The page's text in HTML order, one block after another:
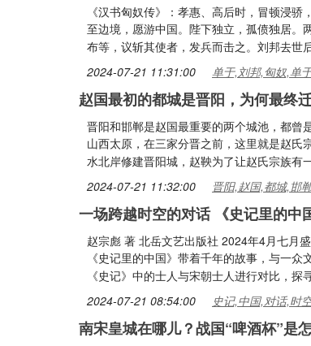
《汉书匈奴传》：孝惠、高后时，冒顿浸
至边境，愿游中国。陛下独立，孤偾独居。
布等，议斩其使者，发兵而击之。刘邦去世
2024-07-21 11:31:00 单于,刘邦,匈奴,单
赵国最初的都城是晋阳，为何最终
晋阳和邯郸是赵国最重要的两个城池，都曾
山西太原，在三家分晋之前，这里就是赵
水北岸修建晋阳城，赵鞅为了让赵氏宗族有
2024-07-21 11:32:00 晋阳,赵国,都城,邯
一场跨越时空的对话 《史记里的中
赵宗彪 著 北岳文艺出版社 2024年4月七月
《史记里的中国》带着千年的故事，与一
《史记》中的士人与宋朝士人进行对比，
2024-07-21 08:54:00 史记,中国,对话,时
南宋皇城在哪儿？战国“啤酒杯”是